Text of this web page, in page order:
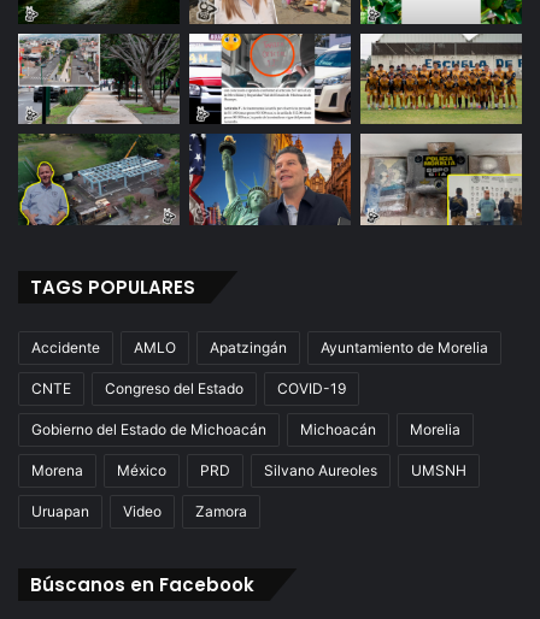
TAGS POPULARES
Accidente AMLO Apatzingán Ayuntamiento de Morelia
CNTE Congreso del Estado COVID-19
Gobierno del Estado de Michoacán Michoacán Morelia
Morena México PRD Silvano Aureoles UMSNH
Uruapan Video Zamora
Búscanos en Facebook